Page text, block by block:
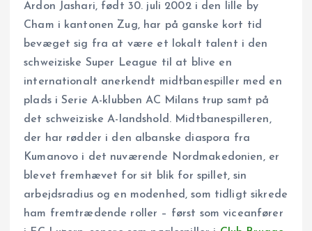
Ardon Jashari, født 30. juli 2002 i den lille by
Cham i kantonen Zug, har på ganske kort tid
bevæget sig fra at være et lokalt talent i den
schweiziske Super League til at blive en
internationalt anerkendt midtbanespiller med en
plads i Serie A-klubben AC Milans trup samt på
det schweiziske A-landshold. Midtbanespilleren,
der har rødder i den albanske diaspora fra
Kumanovo i det nuværende Nordmakedonien, er
blevet fremhævet for sit blik for spillet, sin
arbejdsradius og en modenhed, som tidligt sikrede
ham fremtrædende roller – først som viceanfører